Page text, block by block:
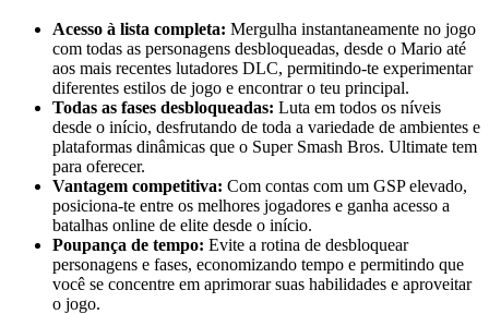
Acesso à lista completa: Mergulha instantaneamente no jogo
com todas as personagens desbloqueadas, desde o Mario até
aos mais recentes lutadores DLC, permitindo-te experimentar
diferentes estilos de jogo e encontrar o teu principal.
Todas as fases desbloqueadas: Luta em todos os níveis
desde o início, desfrutando de toda a variedade de ambientes e
plataformas dinâmicas que o Super Smash Bros. Ultimate tem
para oferecer.
Vantagem competitiva: Com contas com um GSP elevado,
posiciona-te entre os melhores jogadores e ganha acesso a
batalhas online de elite desde o início.
Poupança de tempo: Evite a rotina de desbloquear
personagens e fases, economizando tempo e permitindo que
você se concentre em aprimorar suas habilidades e aproveitar
o jogo.